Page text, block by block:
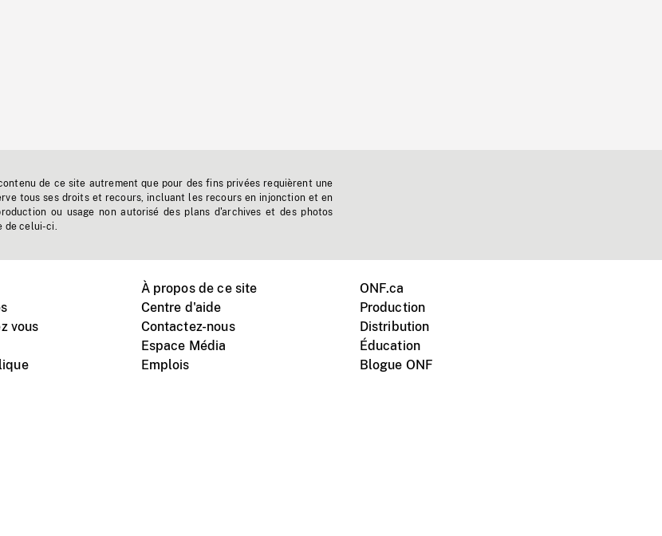
de ce site autrement que pour des fins privées requièrent une
tous ses droits et recours, incluant les recours en injonction et en
ou usage non autorisé des plans d'archives et des photos
de celui-ci.
vous
À propos de ce site
Centre d'aide
Contactez-nous
Espace Média
Emplois
ONF.ca
Production
Distribution
Éducation
Blogue ONF